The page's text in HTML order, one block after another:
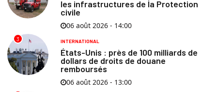
les infrastructures de la Protection
civile
06 août 2026 - 14:00
3 INTERNATIONAL
États-Unis : près de 100 milliards de
dollars de droits de douane
remboursés
06 août 2026 - 13:00